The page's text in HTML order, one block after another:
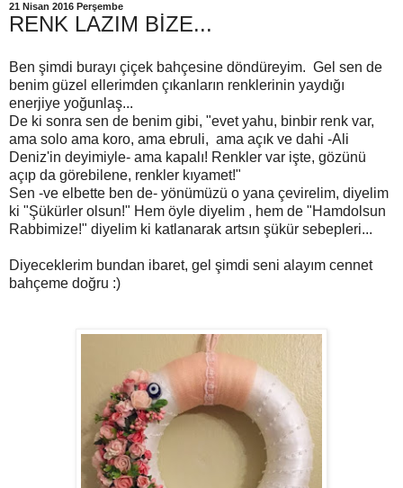
21 Nisan 2016 Perşembe
RENK LAZIM BİZE...
Ben şimdi burayı çiçek bahçesine döndüreyim. Gel sen de
benim güzel ellerimden çıkanların renklerinin yaydığı
enerjiye yoğunlaş...
De ki sonra sen de benim gibi, "evet yahu, binbir renk var,
ama solo ama koro, ama ebruli, ama açık ve dahi -Ali
Deniz'in deyimiyle- ama kapalı! Renkler var işte, gözünü
açıp da görebilene, renkler kıyamet!"
Sen -ve elbette ben de- yönümüzü o yana çevirelim, diyelim
ki "Şükürler olsun!" Hem öyle diyelim , hem de "Hamdolsun
Rabbimize!" diyelim ki katlanarak artsın şükür sebepleri...
Diyeceklerim bundan ibaret, gel şimdi seni alayım cennet
bahçeme doğru :)